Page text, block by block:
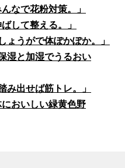
なで花粉対策。」
して整える。」
ょうがで体ぽかぽか。」
湿と加湿でうるおい
み出せば筋トレ。」
おいしい緑黄色野